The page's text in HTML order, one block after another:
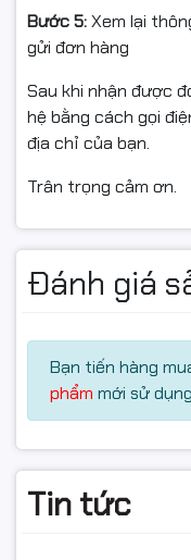
Bước 5:Xem lại
gửi đơn hàng
Sau khi nhận được
hệ bằng cách gọi
địa chỉ của bạn.
Trân trọng cảm ơn.
Đánh giá
Bạn tiến hàng
phẩm mới sử
Tin tức